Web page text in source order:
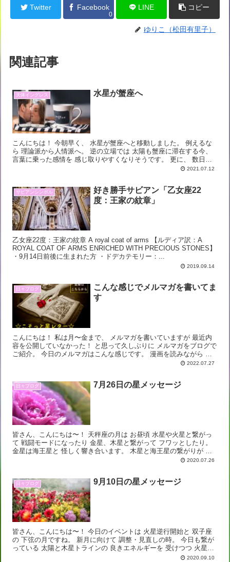
Twitter Facebook
0
LINE コピー
ゆりこ（松田有里子）
関連記事
天体イングレス 水星が蟹座へ
こんにちは！ 今朝早く、 水星が蟹座へと移動しました。 例えるな
ら 理論派から人情派へ。 逆の立場では 太陽も蟹座に滞在する今、
言葉に乗った感情を 感じ取りやすくなりそうです。 更に、 数日間
2021.07.12
サビアンシンボル
好き勝手サビアン「乙女座22
度：王家の紋章」
乙女座22度：王家の紋章 A royal coat of arms 【ルディア訳：A
ROYAL COAT OF ARMS ENRICHED WITH PRECIOUS STONES】
・9月14日前後に生まれた方 ・ドデカテモリー：...
2019.09.14
日々ブログ
こんな感じでメルマガを書いてま
す
こんにちは！ 私は月〜金まで、 メルマガを書いていますが 最近内
容を公開していなかった！ と思って久しぶりに メルマガをブログで
ご紹介。 今日のメルマガはこんな感じです。 漫画を読みながら 夏
2022.07.27
日々ブログ 7月26日の星メッセージ
皆さん、こんにちは〜！ 天秤座の月は お昼頃 水星や火星と繋がっ
て 戦闘モードになったり 金星、木星と繋がって フワッとしたり。
金星は海王星と 怪しく響き合います。 木星と海王星の繋がりが し
2020.07.26
日々ブログ 9月10日の星メッセージ
皆さん、こんにちは〜！ 今日のイベントは 火星逆行開始と 双子座
の 下弦の月ですね。 新月に向けて 調整・見直しの時。 今日も繋が
っている 太陽と木星トラインの 良きエネルギーを 受けつつ 火星が
2020.09.10